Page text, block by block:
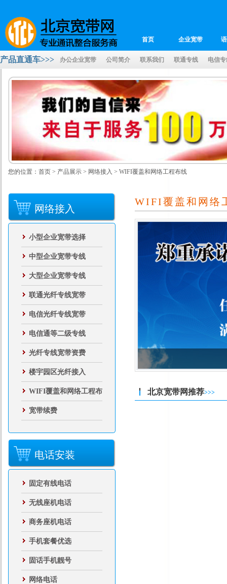
首页 企业宽带
招贤纳士
产品直通车>>> 办公企业宽带 公司简介 联系我们 联通专线 电信
您的位置： 首页 > 产品展示 > 网络接入 > WIFI覆盖和网络工程布线
网络接入
小型企业宽带选择
中型企业宽带专线
大型企业宽带专线
联通光纤专线宽带
电信光纤专线宽带
电信通等二级专线
光纤专线宽带资费
楼宇园区光纤接入
WIFI覆盖和网络工程布
线
宽带续费
电话安装
固定有线电话
无线座机电话
商务座机电话
手机套餐优选
固话手机靓号
网络电话
WIFI覆盖和网络
北京宽带网推荐>>>